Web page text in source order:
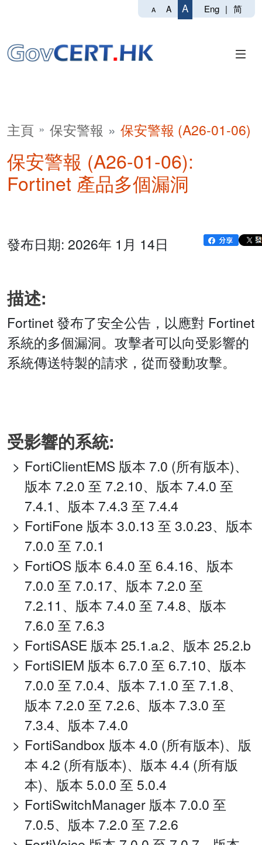
A A A Eng | 简
主頁 保安警報 保安警報 (A26-01-06)
保安警報 (A26-01-06):
Fortinet 產品多個漏洞
發布日期: 2026年 1月 14日
描述:
Fortinet 發布了安全公告，以應對 Fortinet
系統的多個漏洞。攻擊者可以向受影響的
系統傳送特製的請求，從而發動攻擊。
受影響的系統:
FortiClientEMS 版本 7.0 (所有版本)、
版本 7.2.0 至 7.2.10、版本 7.4.0 至
7.4.1、版本 7.4.3 至 7.4.4
FortiFone 版本 3.0.13 至 3.0.23、版本
7.0.0 至 7.0.1
FortiOS 版本 6.4.0 至 6.4.16、版本
7.0.0 至 7.0.17、版本 7.2.0 至
7.2.11、版本 7.4.0 至 7.4.8、版本
7.6.0 至 7.6.3
FortiSASE 版本 25.1.a.2、版本 25.2.b
FortiSIEM 版本 6.7.0 至 6.7.10、版本
7.0.0 至 7.0.4、版本 7.1.0 至 7.1.8、
版本 7.2.0 至 7.2.6、版本 7.3.0 至
7.3.4、版本 7.4.0
FortiSandbox 版本 4.0 (所有版本)、版
本 4.2 (所有版本)、版本 4.4 (所有版
本)、版本 5.0.0 至 5.0.4
FortiSwitchManager 版本 7.0.0 至
7.0.5、版本 7.2.0 至 7.2.6